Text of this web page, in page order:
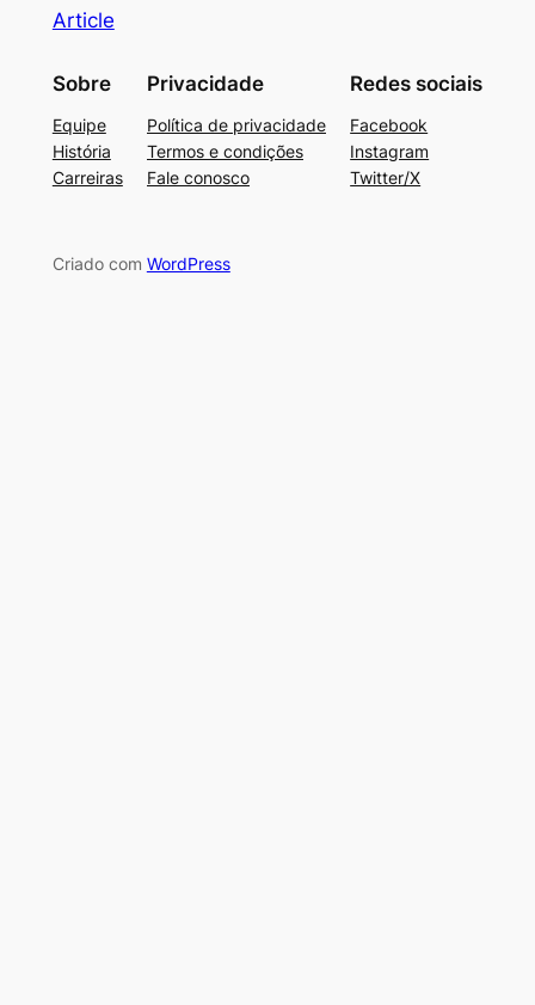
Article
Sobre
Equipe
História
Carreiras
Privacidade
Política de privacidade
Termos e condições
Fale conosco
Redes sociais
Facebook
Instagram
Twitter/X
Criado com WordPress